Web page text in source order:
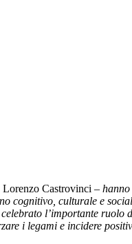
Castrovinci –
cognitivo, culturale e
l’importante ruolo
i legami e incidere